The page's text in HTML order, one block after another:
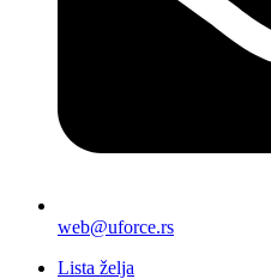
web@uforce.rs
Lista želja